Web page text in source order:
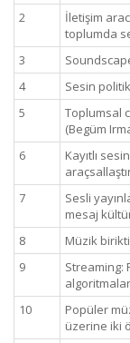
2
İletişim
toplumda
3
4
Sesin
5
Toplumsal
(Begüm
6
Kayıtlı
7
Sesli
mesaj
8
Müzik
9
Streaming:
algoritmalar
10
Popüler
üzerine iki